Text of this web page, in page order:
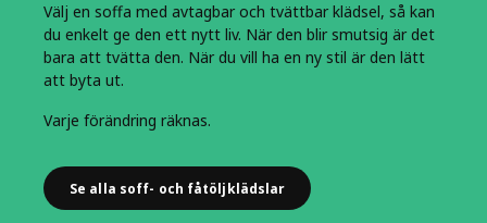
Välj en soffa med avtagbar och tvättbar klädsel, så kan
du enkelt ge den ett nytt liv. När den blir smutsig är det
bara att tvätta den. När du vill ha en ny stil är den lätt
att byta ut.
Varje förändring räknas.
Se alla soff- och fåtöljklädslar